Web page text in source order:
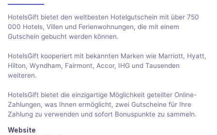
HotelsGift bietet den weltbesten Hotelgutschein mit über 750
000 Hotels, Villen und Ferienwohnungen, die mit einem
Gutschein gebucht werden können.
HotelsGift kooperiert mit bekannten Marken wie Marriott, Hyatt,
Hilton, Wyndham, Fairmont, Accor, IHG und Tausenden
weiteren.
HotelsGift bietet die einzigartige Möglichkeit geteilter Online-
Zahlungen, was Ihnen ermöglicht, zwei Gutscheine für Ihre
Zahlung zu verwenden und sofort Bonuspunkte zu sammeln.
Website